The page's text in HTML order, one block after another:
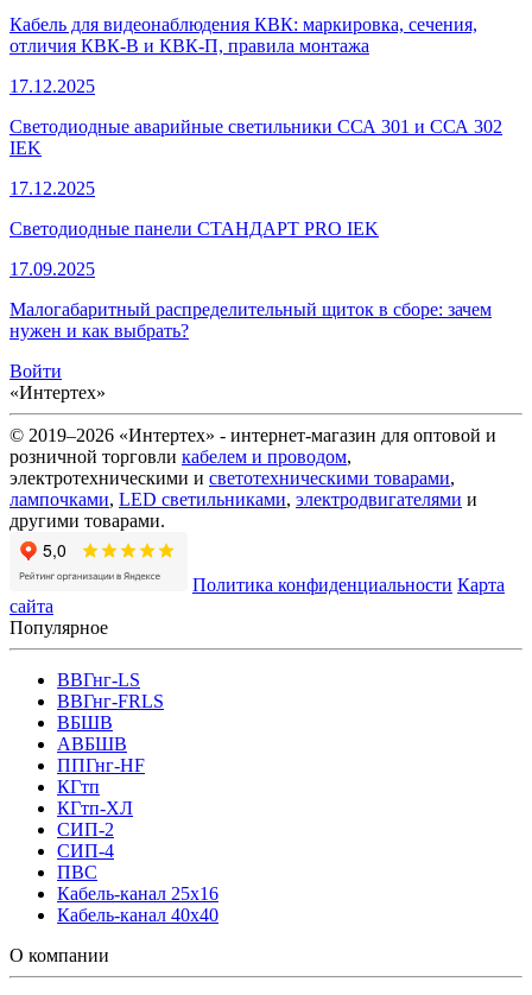
Кабель для видеонаблюдения КВК: маркировка, сечения,
отличия КВК-В и КВК-П, правила монтажа
17.12.2025
Светодиодные аварийные светильники ССА 301 и ССА 302
IEK
17.12.2025
Светодиодные панели СТАНДАРТ PRO IEK
17.09.2025
Малогабаритный распределительный щиток в сборе: зачем
нужен и как выбрать?
Войти
«Интертех»
© 2019–2026 «Интертех» - интернет-магазин для оптовой и
розничной торговли кабелем и проводом,
электротехническими и светотехническими товарами,
лампочками, LED светильниками, электродвигателями и
другими товарами.
Политика конфиденциальности Карта
сайта
Популярное
ВВГнг-LS
ВВГнг-FRLS
ВБШВ
АВБШВ
ППГнг-HF
КГтп
КГтп-ХЛ
СИП-2
СИП-4
ПВС
Кабель-канал 25х16
Кабель-канал 40х40
О компании